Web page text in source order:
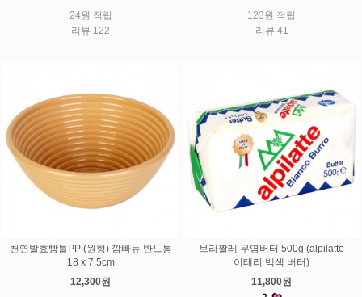
24원 적립
리뷰 122
123원 적립
리뷰 41
천연발효빵틀PP (원형) 깜빠뉴 반느통
18 x 7.5cm
12,300원
브라짤레 무염버터 500g (alpilatte
이태리 백색 버터)
11,800원